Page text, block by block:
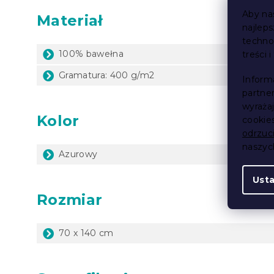
Aby
treści
Materiał
100% bawełna
Gramatura: 400 g/m2
Kolor
Azurowy
Rozmiar
70 x 140 cm